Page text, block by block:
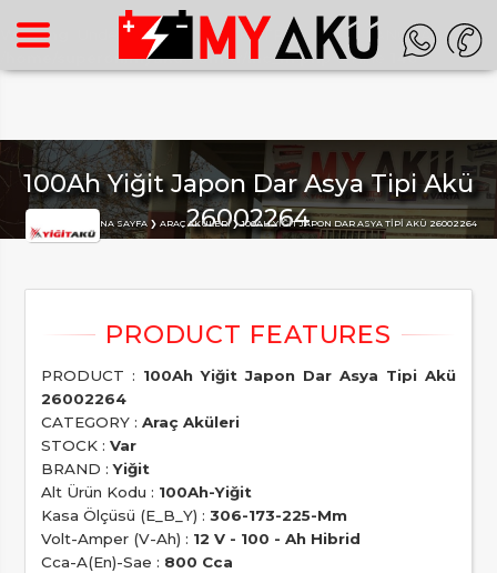
Warning
: Undefined array key "HTTP_ACCEPT_LANGUAGE" in
/home/superon/myaku.com.tr/inc_m.php
on line 140
100AH YIĞIT JAPON DAR ASYA TIPI AKÜ 26002264
ARAÇ AKÜLERI
ANA SAYFA
100Ah Yiğit Japon Dar Asya Tipi Akü
26002264
PRODUCT : 100Ah Yiğit Japon Dar Asya Tipi Akü
26002264
CATEGORY : Araç Aküleri
STOCK : Var
BRAND :Yiğit
Alt Ürün Kodu : 100Ah-Yiğit
Kasa Ölçüsü (E_B_Y) : 306-173-225-Mm
Volt-Amper (V-Ah) : 12 V - 100 - Ah Hibrid
Cca-A(En)-Sae : 800 Cca